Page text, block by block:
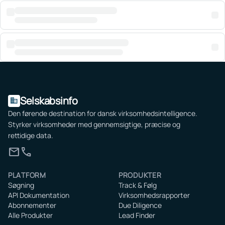
domain Selskabsinfo
Den førende destination for dansk virksomhedsintelligence.
Styrker virksomheder med gennemsigtige, præcise og
rettidige data.
mailcall
PLATFORM
Søgning
API Dokumentation
Abonnementer
Alle Produkter
PRODUKTER
Track & Følg
Virksomhedsrapporter
Due Diligence
Lead Finder